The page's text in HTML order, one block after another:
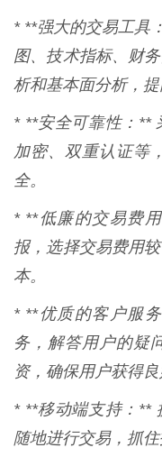
* **强大的交易工具
图、技术指标、财
析和基本面分析，提
* **安全可靠性：**
加密、双重认证等
全。
* **低廉的交易费
报，选择交易费用
本。
* **优质的客户服
务，解答用户的疑
资，确保用户获得良
* **移动端支持：**
随地进行交易，抓住